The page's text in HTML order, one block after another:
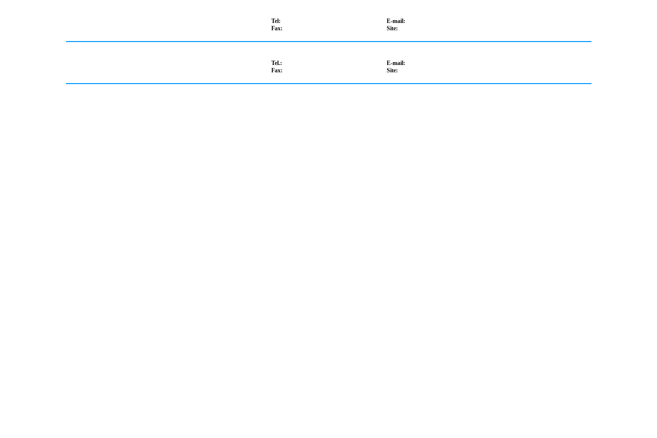
Tel:
E-mail:
Fax:
Site:
Tel.:
E-mail:
Fax:
Site: